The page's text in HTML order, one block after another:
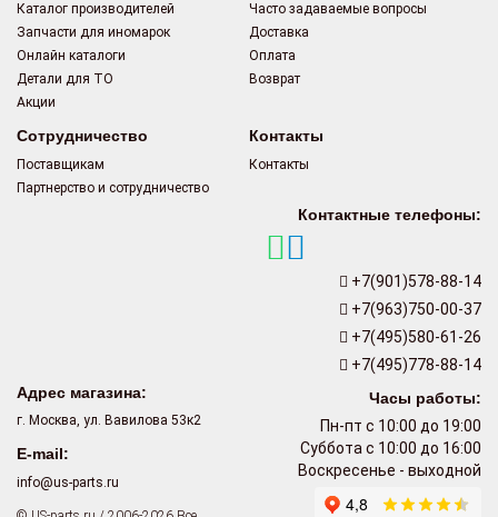
Каталог производителей
Запчасти для иномарок
Онлайн каталоги
Детали для ТО
Акции
Часто задаваемые вопросы
Доставка
Оплата
Возврат
Сотрудничество
Поставщикам
Партнерство и сотрудничество
Контакты
Контакты
Контактные телефоны:
+7(901)578-88-14
+7(963)750-00-37
+7(495)580-61-26
+7(495)778-88-14
Часы работы:
Пн-пт с 10:00 до 19:00
Суббота с 10:00 до 16:00
Воскресенье - выходной
Адрес магазина:
г. Москва, ул. Вавилова 53к2
E-mail:
info@us-parts.ru